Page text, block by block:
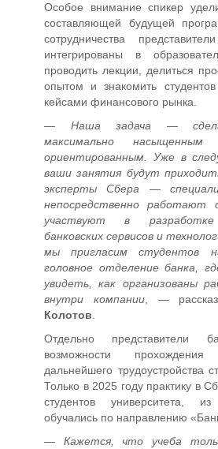
Особое внимание спикер
составляющей будущей
сотрудничества
интегрированы в
проводить лекции, делиться
опытом и знакомить
кейсами финансового рынка.
— Наша задача —
максимально
ориентированным. Уже в
ваши занятия будут
эксперты Сбера —
непосредственно работают
участвуют в разработке
банковских сервисов и
мы пригласим студентов
головное отделение банка,
увидеть, как организованы
внутри компании, —
Колотов
Отдельно представители
возможности
дальнейшего трудоустройства
Только в 2025 году практику в
студентов университета,
обучались по направлению
— Кажется, что учеба